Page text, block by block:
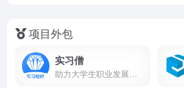
项目外包
实习僧